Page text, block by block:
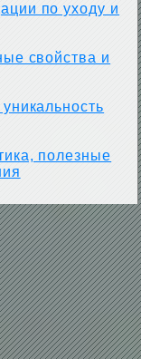
по уходу и
свойства и
полезные